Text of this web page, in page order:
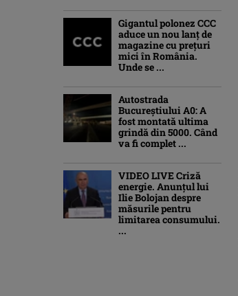
Gigantul polonez CCC
aduce un nou lanț de
magazine cu prețuri
mici în România.
Unde se ...
Autostrada
Bucureștiului A0: A
fost montată ultima
grindă din 5000. Când
va fi complet ...
VIDEO LIVE Criză
energie. Anunțul lui
Ilie Bolojan despre
măsurile pentru
limitarea consumului.
...